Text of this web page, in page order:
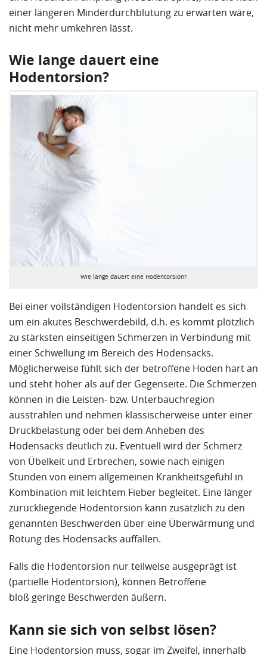
einer längeren Minderdurchblutung zu erwarten wäre,
nicht mehr umkehren lässt.
Wie lange dauert eine
Hodentorsion?
Wie lange dauert eine Hodentorsion?
Bei einer vollständigen Hodentorsion handelt es sich
um ein akutes Beschwerdebild, d.h. es kommt plötzlich
zu stärksten einseitigen Schmerzen in Verbindung mit
einerSchwellung im Bereich des Hodensacks.
Möglicherweise fühlt sich der betroffene Hoden hart an
und steht höher als auf der Gegenseite. Die Schmerzen
können in die Leisten- bzw. Unterbauchregion
ausstrahlen und nehmen klassischerweise unter einer
Druckbelastung oder bei dem Anheben des
Hodensacks deutlich zu. Eventuell wird der Schmerz
von Übelkeit und Erbrechen, sowie nach einigen
Stunden von einem allgemeinen Krankheitsgefühl in
Kombination mit leichtem Fieber begleitet. Eine länger
zurückliegende Hodentorsion kann zusätzlich zu den
genannten Beschwerden über eine Überwärmung und
Rötung des Hodensacks auffallen.
Falls die Hodentorsion nurteilweiseausgeprägt ist
(partielle Hodentorsion), können Betroffene
bloß geringe Beschwerden äußern.
Kann sie sich von selbst lösen?
Eine Hodentorsion muss, sogar im Zweifel, innerhalb